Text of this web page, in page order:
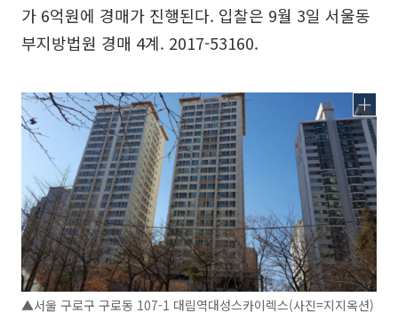
가 6억원에 경매가 진행된다. 입찰은 9월 3일 서울동
부지방법원 경매 4계. 2017-53160.
▲서울 구로구 구로동 107-1 대림역대성스카이렉스(사진=지지옥션)